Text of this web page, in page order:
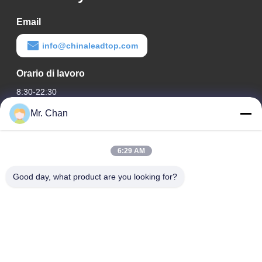
Email
info@chinaleadtop.com
Orario di lavoro
8:30-22:30
Il nostro indirizzo
ventottesimo, Jiuan Rd, zona industriale di Jiuli, Shangwang.
Mr. Chan
6:29 AM
Good day, what product are you looking for?